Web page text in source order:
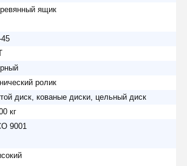
ящик
ролик
диск, кованые диски, цельный диск
кг
9001